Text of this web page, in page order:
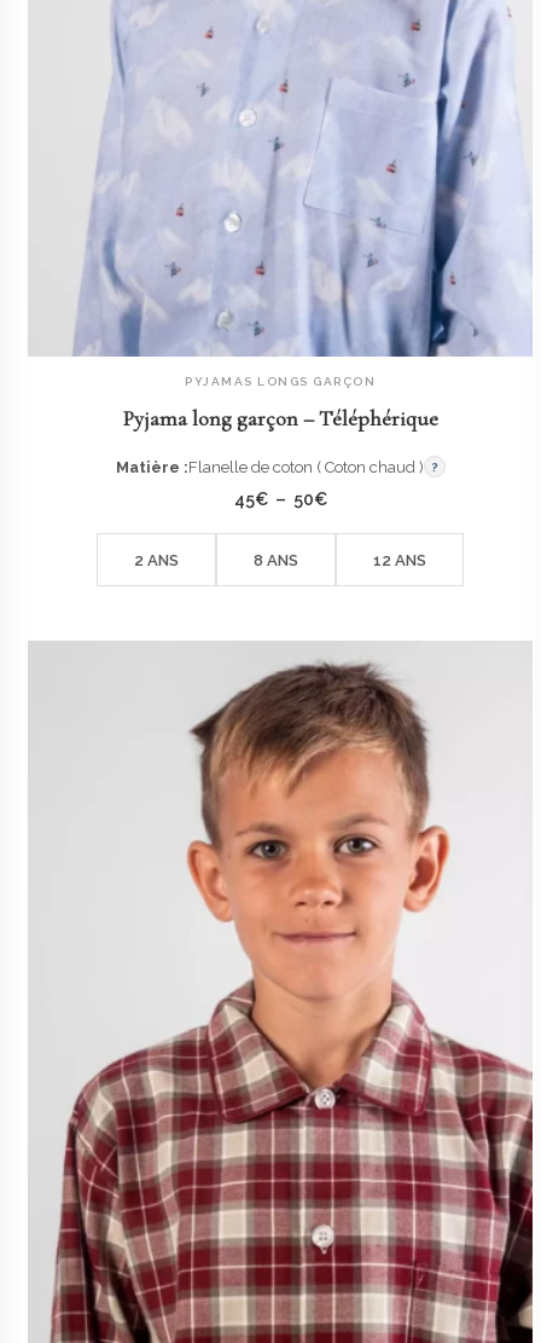
AJOUTER AU PANIER
PYJAMAS LONGS GARÇON
Pyjama long garçon – Téléphérique
Matière :Flanelle de coton ( Coton chaud ) ?
45€ – 50€Plage
prix :
2 ANS 8 ANS 12 ANS